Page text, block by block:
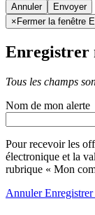
Annuler
× Fermer la fenêtre
Enregistrer
Tous les champs
Nom de mon alerte
Pour recevoir les
électronique et la
rubrique « Mon
Annuler